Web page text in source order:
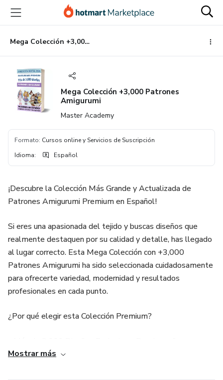
principal
página
de
página
Mega Colección +3,000 Patrones Amigurumi
Mega Colección +3,000 Patrones
Amigurumi
Master Academy
Formato: Cursos online y Servicios de Suscripción
Idioma: Español
¡Descubre la Colección Más Grande y Actualizada de
Patrones Amigurumi Premium en Español!
Si eres una apasionada del tejido y buscas diseños que
realmente destaquen por su calidad y detalle, has llegado
al lugar correcto. Esta Mega Colección con +3,000
Patrones Amigurumi ha sido seleccionada cuidadosamente
para ofrecerte variedad, modernidad y resultados
profesionales en cada punto.
¿Por qué elegir esta Colección Premium?
detalladas y animales tiernos hasta personajes modernos
Mostrar más